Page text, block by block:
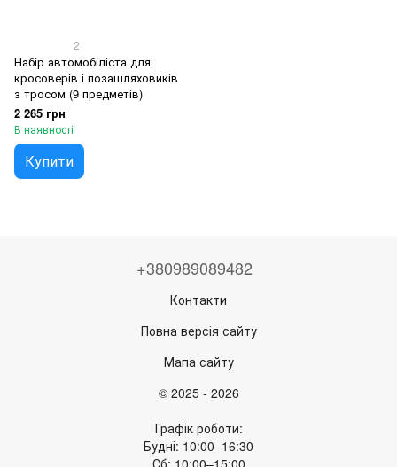
2
Набір автомобіліста для
кросоверів і позашляховиків
з тросом (9 предметів)
2 265 грн
В наявності
Купити
+380989089482
Контакти
Повна версія сайту
Мапа сайту
© 2025 - 2026
Графік роботи:
Будні: 10:00–16:30
Сб: 10:00–15:00